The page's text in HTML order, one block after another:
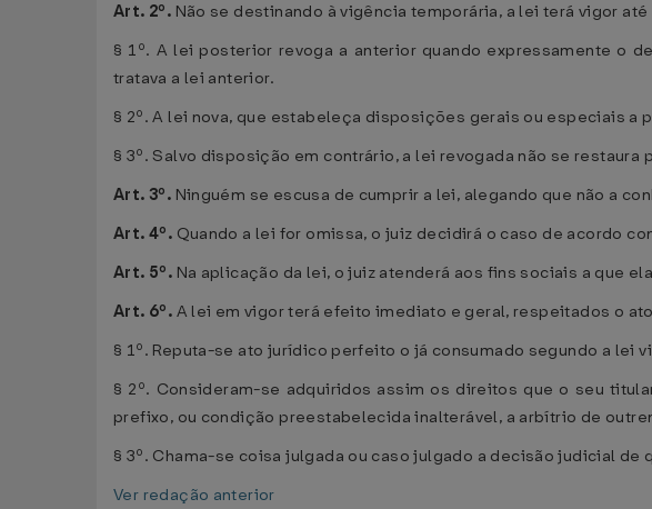
Art. 2º. Não se destinando à vigência temporária, a lei terá vigor
§ 1º. A lei posterior revoga a anterior quando expressamente o
tratava a lei anterior.
§ 2º. A lei nova, que estabeleça disposições gerais ou especiais a
§ 3º. Salvo disposição em contrário, a lei revogada não se
Art. 3º. Ninguém se escusa de cumprir a lei, alegando que não a
Art. 4º. Quando a lei for omissa, o juiz decidirá o caso de acordo
Art. 5º. Na aplicação da lei, o juiz atenderá aos fins sociais a que
Art. 6º. A lei em vigor terá efeito imediato e geral, respeitados o
§ 1º. Reputa-se ato jurídico perfeito o já consumado segundo a lei
§ 2º. Consideram-se adquiridos assim os direitos que o seu
prefixo, ou condição preestabelecida inalterável, a arbítrio de
§ 3º. Chama-se coisa julgada ou caso julgado a decisão judicial de
Ver redação anterior